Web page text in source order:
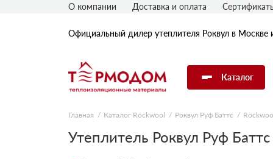
Официальный дилер утеплителя Роквул в Москве
Каталог
Утеплитель Rockwool
О компании Доставка и оплата
Главная Каталог Rockwool Роквул Руф Баттс
Утеплитель Роквул Руф